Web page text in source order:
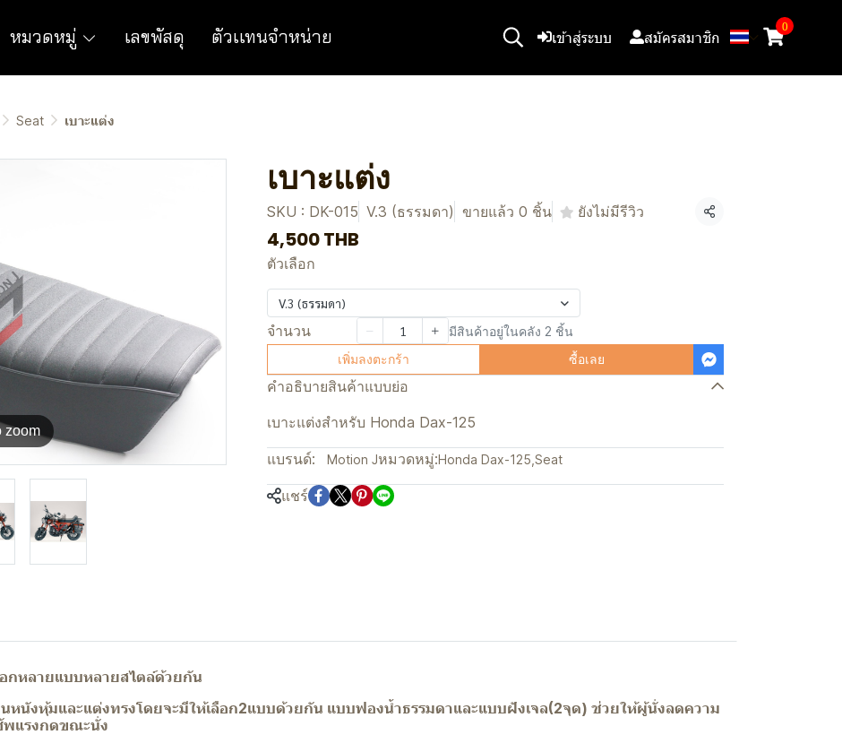
หมวดหมู่ เลขพัสดุ ตัวเเทนจำหน่าย เข้าสู่ระบบ สมัครสมาชิก
0
Seat เบาะแต่ง
zoom
เบาะแต่ง
SKU : DK-015 V.3 (ธรรมดา) ขายแล้ว 0 ชิ้น ยังไม่มีรีวิว แชร์
4,500 THB
ตัวเลือก
V.3 (ธรรมดา)
จำนวน มีสินค้าอยู่ในคลัง 2 ชิ้น
เพิ่มลงตะกร้า
ซื้อเลย
คำอธิบายสินค้าแบบย่อ
เบาะแต่งสำหรับ Honda Dax-125
แบรนด์: Motion Jหมวดหมู่:Honda Dax-125 Seat
แชร์
อกหลายแบบหลายสไตล์ด้วยกัน
นหนังหุ้มและแต่งทรงโดยจะมีให้เลือก2แบบด้วยกัน แบบฟองน้ำธรรมดาและแบบฝังเจล(2จุด) ช่วยให้ผู้นั่งลดความ
พแรงกดขณะนั่ง